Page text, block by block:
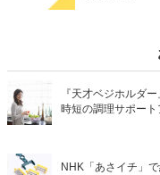
『天才ベジホルダ
時短の調理サポート
NHK「あさイチ」